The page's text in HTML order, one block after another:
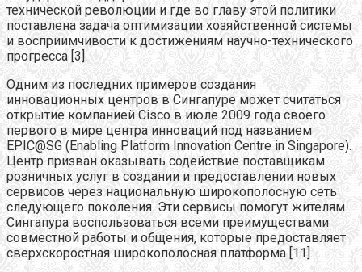
технической революции и где во главу этой политики
поставлена задача оптимизации хозяйственной системы
и восприимчивости к достижениям научно-технического
прогресса [3].
Одним из последних примеров создания
инновационных центров в Сингапуре может считаться
открытие компанией Cisco в июле 2009 года своего
первого в мире центра инноваций под названием
EPIC@SG (Enabling Platform Innovation Centre in Singapore).
Центр призван оказывать содействие поставщикам
розничных услуг в создании и предоставлении новых
сервисов через национальную широкополосную сеть
следующего поколения. Эти сервисы помогут жителям
Сингапура воспользоваться всеми преимуществами
совместной работы и общения, которые предоставляет
сверхскоростная широкополосная платформа [11].